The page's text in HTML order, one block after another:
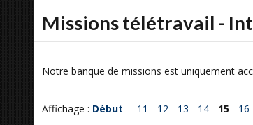
Missions télétravail -
Notre banque de missions est uniquement
Affichage : Début 11 - 12 - 13 - 14 - 15 - 16